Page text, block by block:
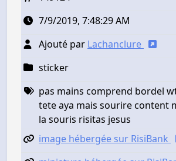
7/9/2019, 7:48:29 AM
Ajouté par Lachanclure
sticker
pas mains comprend bordel
tete aya mais sourire content
la souris risitas jesus
image hébergée sur RisiBank